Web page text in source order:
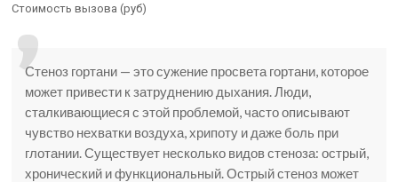
Стоимость вызова (руб)
Стеноз гортани — это сужение просвета гортани, которое
может привести к затруднению дыхания. Люди,
сталкивающиеся с этой проблемой, часто описывают
чувство нехватки воздуха, хрипоту и даже боль при
глотании. Существует несколько видов стеноза: острый,
хронический и функциональный. Острый стеноз может